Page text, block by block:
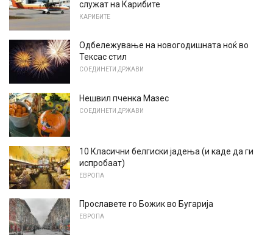
служат на Карибите
КАРИБИТЕ
Одбележување на новогодишната ноќ во
Тексас стил
СОЕДИНЕТИ ДРЖАВИ
Нешвил пченка Мазес
СОЕДИНЕТИ ДРЖАВИ
10 Класични белгиски јадења (и каде да ги
испробаат)
ЕВРОПА
Прославете го Божик во Бугарија
ЕВРОПА